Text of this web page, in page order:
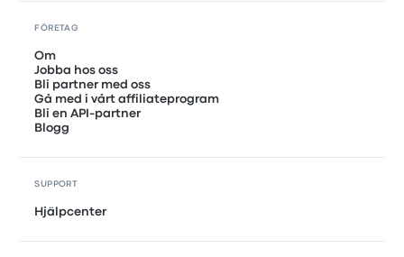
FÖRETAG
Om
Jobba hos oss
Bli partner med oss
Gå med i vårt affiliateprogram
Bli en API-partner
Blogg
SUPPORT
Hjälpcenter